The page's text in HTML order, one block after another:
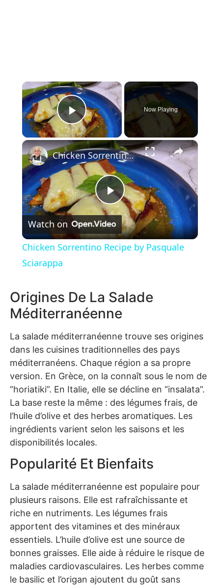
×
Play Video
Now Playing
×
Play Video
Chicken Sorrentino Recipe by Pasquale Sciarappa
Watch on
Chicken Sorrentino Recipe by Pasquale
Sciarappa
Origines De La Salade
Méditerranéenne
La salade méditerranéenne trouve ses origines
dans les cuisines traditionnelles des pays
méditerranéens. Chaque région a sa propre
version. En Grèce, on la connaît sous le nom de
“horiatiki”. En Italie, elle se décline en “insalata”.
La base reste la même : des légumes frais, de
l’huile d’olive et des herbes aromatiques. Les
ingrédients varient selon les saisons et les
disponibilités locales.
Popularité Et Bienfaits
La salade méditerranéenne est populaire pour
plusieurs raisons. Elle est rafraîchissante et
riche en nutriments. Les légumes frais
apportent des vitamines et des minéraux
essentiels. L’huile d’olive est une source de
bonnes graisses. Elle aide à réduire le risque de
maladies cardiovasculaires. Les herbes comme
le basilic et l’origan ajoutent du goût sans